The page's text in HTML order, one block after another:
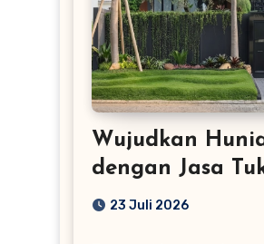
Wujudkan
dengan Jasa
Profesional
23 Juli 2026